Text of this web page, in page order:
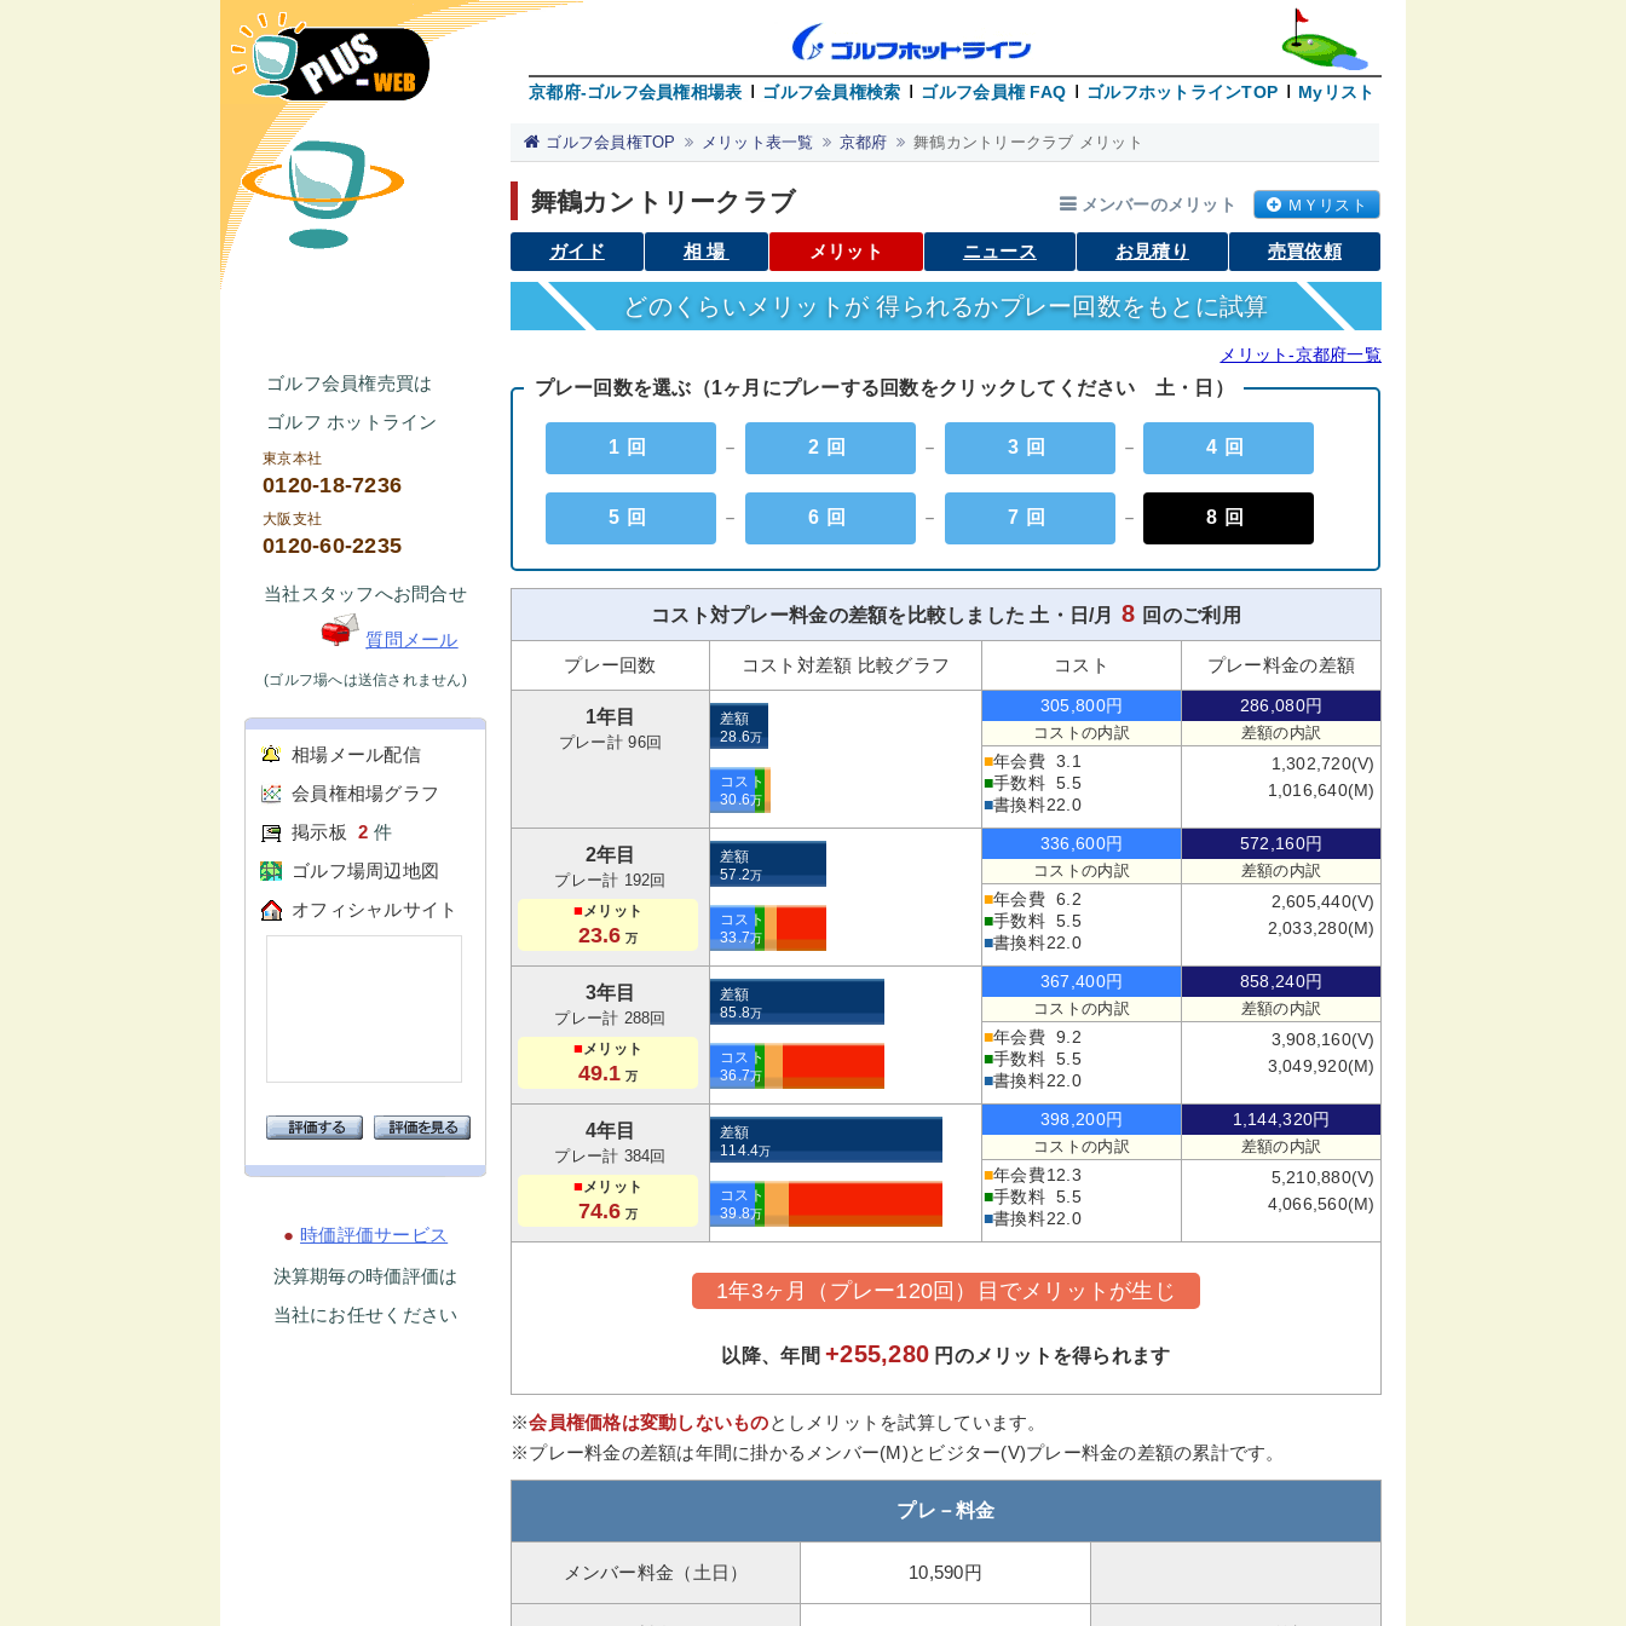
京都府-ゴルフ会員権相場表 ゴルフ会員権検索 ゴルフ会員権 FAQ ゴルフホットラインTOP Myリスト
ゴルフ会員権売買は
ゴルフ ホットライン
東京本社
0120-18-7236
大阪支社
0120-60-2235
当社スタッフへお問合せ
質問メール
(ゴルフ場へは送信されません)
相場メール配信
会員権相場グラフ
掲示板
2 件
ゴルフ場周辺地図
オフィシャルサイト
● 時価評価サービス
決算期毎の時価評価は
当社にお任せください
ゴルフ会員権TOP メリット表一覧 京都府 舞鶴カントリークラブ メリット
舞鶴カントリークラブ メンバーのメリット ＭＹリスト
ガイド 相場 メリット ニュース お見積り 売買依頼
どのくらいメリットが 得られるかプレー回数をもとに試算
メリット-京都府一覧
プレー回数を選ぶ（1ヶ月にプレーする回数をクリックしてください 土・日）
1回 － 2回 － 3回 － 4回
5回 － 6回 － 7回 － 8回
コスト対プレー料金の差額を比較しました 土・日/月 8 回のご利用
プレー回数 コスト対差額 比較グラフ コスト プレー料金の差額
1年目
プレー計 96回
差額
28.6万
コスト
30.6万
305,800円
コストの内訳
■年会費 3.1
■手数料 5.5
■書換料22.0
286,080円
差額の内訳
1,302,720(V)
1,016,640(M)
2年目
プレー計 192回
■メリット
23.6 万
差額
57.2万
コスト
33.7万
336,600円
コストの内訳
■年会費 6.2
■手数料 5.5
■書換料22.0
572,160円
差額の内訳
2,605,440(V)
2,033,280(M)
3年目
プレー計 288回
■メリット
49.1 万
差額
85.8万
コスト
36.7万
367,400円
コストの内訳
■年会費 9.2
■手数料 5.5
■書換料22.0
858,240円
差額の内訳
3,908,160(V)
3,049,920(M)
4年目
プレー計 384回
■メリット
74.6 万
差額
114.4万
コスト
39.8万
398,200円
コストの内訳
■年会費12.3
■手数料 5.5
■書換料22.0
1,144,320円
差額の内訳
5,210,880(V)
4,066,560(M)
1年3ヶ月（プレー120回）目でメリットが生じ
以降、年間+255,280 円のメリットを得られます
※会員権価格は変動しないものとしメリットを試算しています。
※プレー料金の差額は年間に掛かるメンバー(M)とビジター(V)プレー料金の差額の累計です。
プレ－料金
メンバー料金（土日） 10,590円